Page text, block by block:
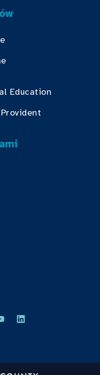
Education